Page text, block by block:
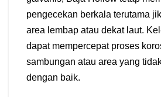
pengecekan berkala terutama
area lembap atau dekat laut.
dapat mempercepat proses
sambungan atau area yang
dengan baik.